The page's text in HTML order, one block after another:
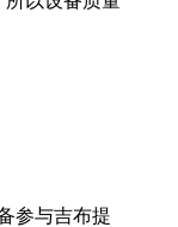
参与吉布提